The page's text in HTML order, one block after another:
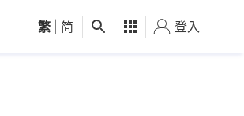
觀點 健康 好食玩飛
繁 简 登入